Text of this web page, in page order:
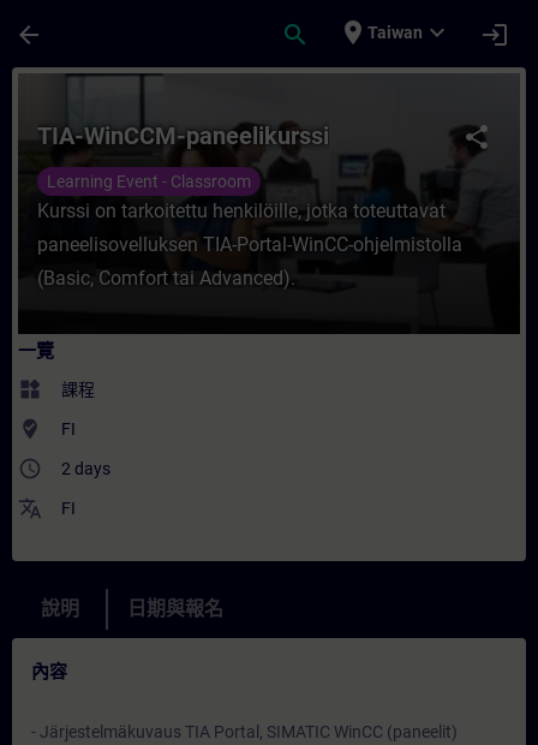
arrow_back search place Taiwan expand_more login
課程 - TIA-WinCCM-paneelikurssi - 培訓 -
share
TIA-WinCCM-paneelikurssi
Learning Event - Classroom
Kurssi on tarkoitettu henkilöille, jotka toteuttavat
paneelisovelluksen TIA-Portal-WinCC-ohjelmistolla
(Basic, Comfort tai Advanced).
一覽
widgets 課程
where_to_vote FI
access_time 2 days
translate FI
說明 日期與報名
內容
- Järjestelmäkuvaus TIA Portal, SIMATIC WinCC (paneelit)